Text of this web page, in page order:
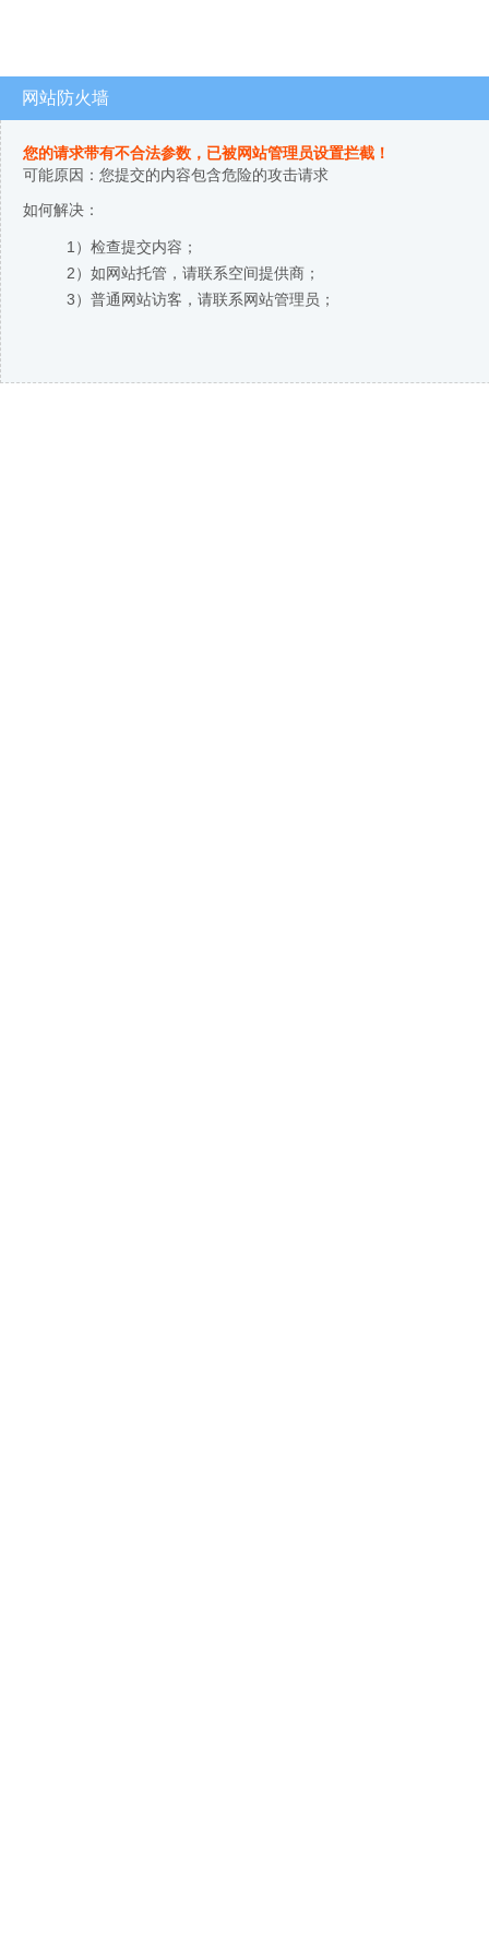
网站防火墙
您的请求带有不合法参数，已被网站管理员设置拦截！
可能原因：您提交的内容包含危险的攻击请求
如何解决：
1）检查提交内容；
2）如网站托管，请联系空间提供商；
3）普通网站访客，请联系网站管理员；